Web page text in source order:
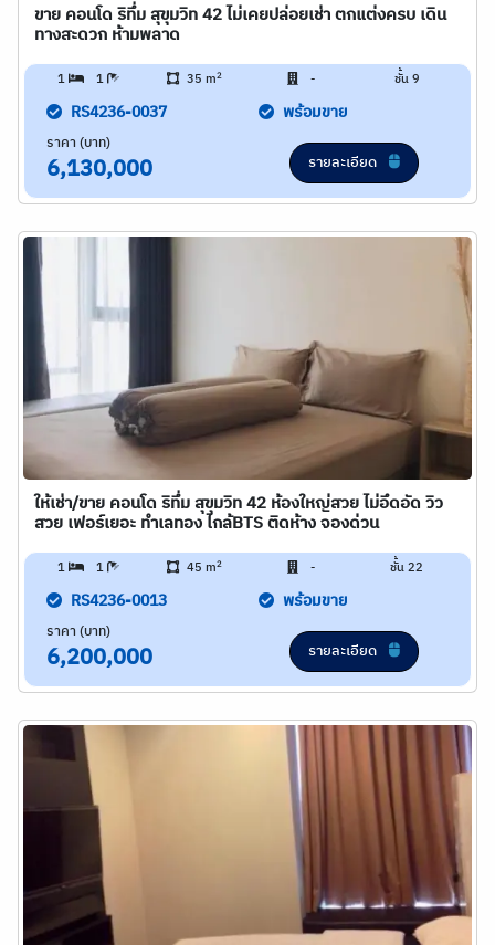
ขาย คอนโด ริทึ่ม สุขุมวิท 42 ไม่เคยปล่อยเช่า ตกแต่งครบ เดิน
ทางสะดวก ห้ามพลาด
1 1 35 m2 - ชั้น 9
RS4236-0037 พร้อมขาย
ราคา (บาท)
6,130,000 รายละเอียด
ให้เช่า/ขาย คอนโด ริทึ่ม สุขุมวิท 42 ห้องใหญ่สวย ไม่อึดอัด วิว
สวย เฟอร์เยอะ ทำเลทอง ไกล้BTS ติดห้าง จองด่วน
1 1 45 m2 - ชั้น 22
RS4236-0013 พร้อมขาย
ราคา (บาท)
6,200,000 รายละเอียด